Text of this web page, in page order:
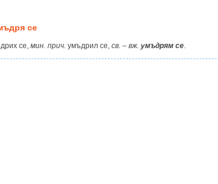
се
се, мин. прич. умъдрил се, св. – вж. умъдрям се.